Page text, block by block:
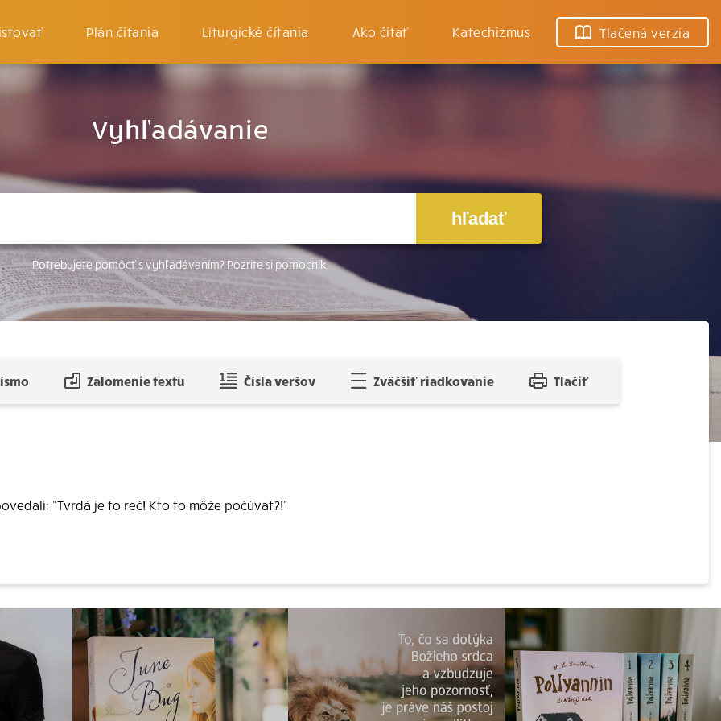
Plán čítania Liturgické čítania Ako čítať Katechizmus Tlačená verzia
Vyhľadávanie
hľadať
Potrebujete pomôcť s vyhľadávaním? Pozrite si pomocník.
Zalomenie textu Čísla veršov Zväčšiť riadkovanie Tlačiť
"Tvrdá je to reč! Kto to môže počúvať?!"